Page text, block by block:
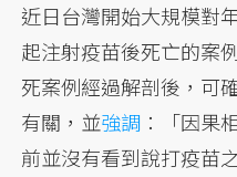
近日台灣開始大規模對
起注射疫苗後死亡的案
死案例經過解剖後，可
有關，並強調 ：「因果
前並沒有看到說打疫苗